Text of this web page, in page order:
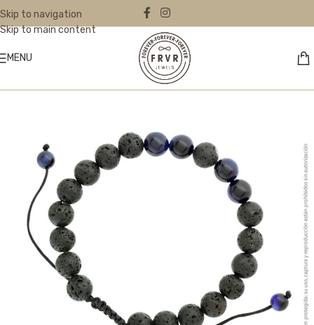
Skip to navigation
Skip to main content
MENU